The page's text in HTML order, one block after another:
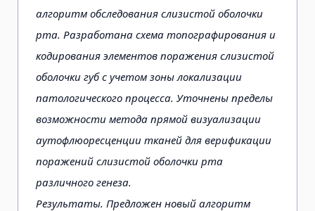
алгоритм обследования слизистой оболочки
рта. Разработана схема топографирования и
кодирования элементов поражения слизистой
оболочки губ с учетом зоны локализации
патологического процесса. Уточнены пределы
возможности метода прямой визуализации
аутофлюоресценции тканей для верификации
поражений слизистой оболочки рта
различного генеза.
Результаты. Предложен новый алгоритм